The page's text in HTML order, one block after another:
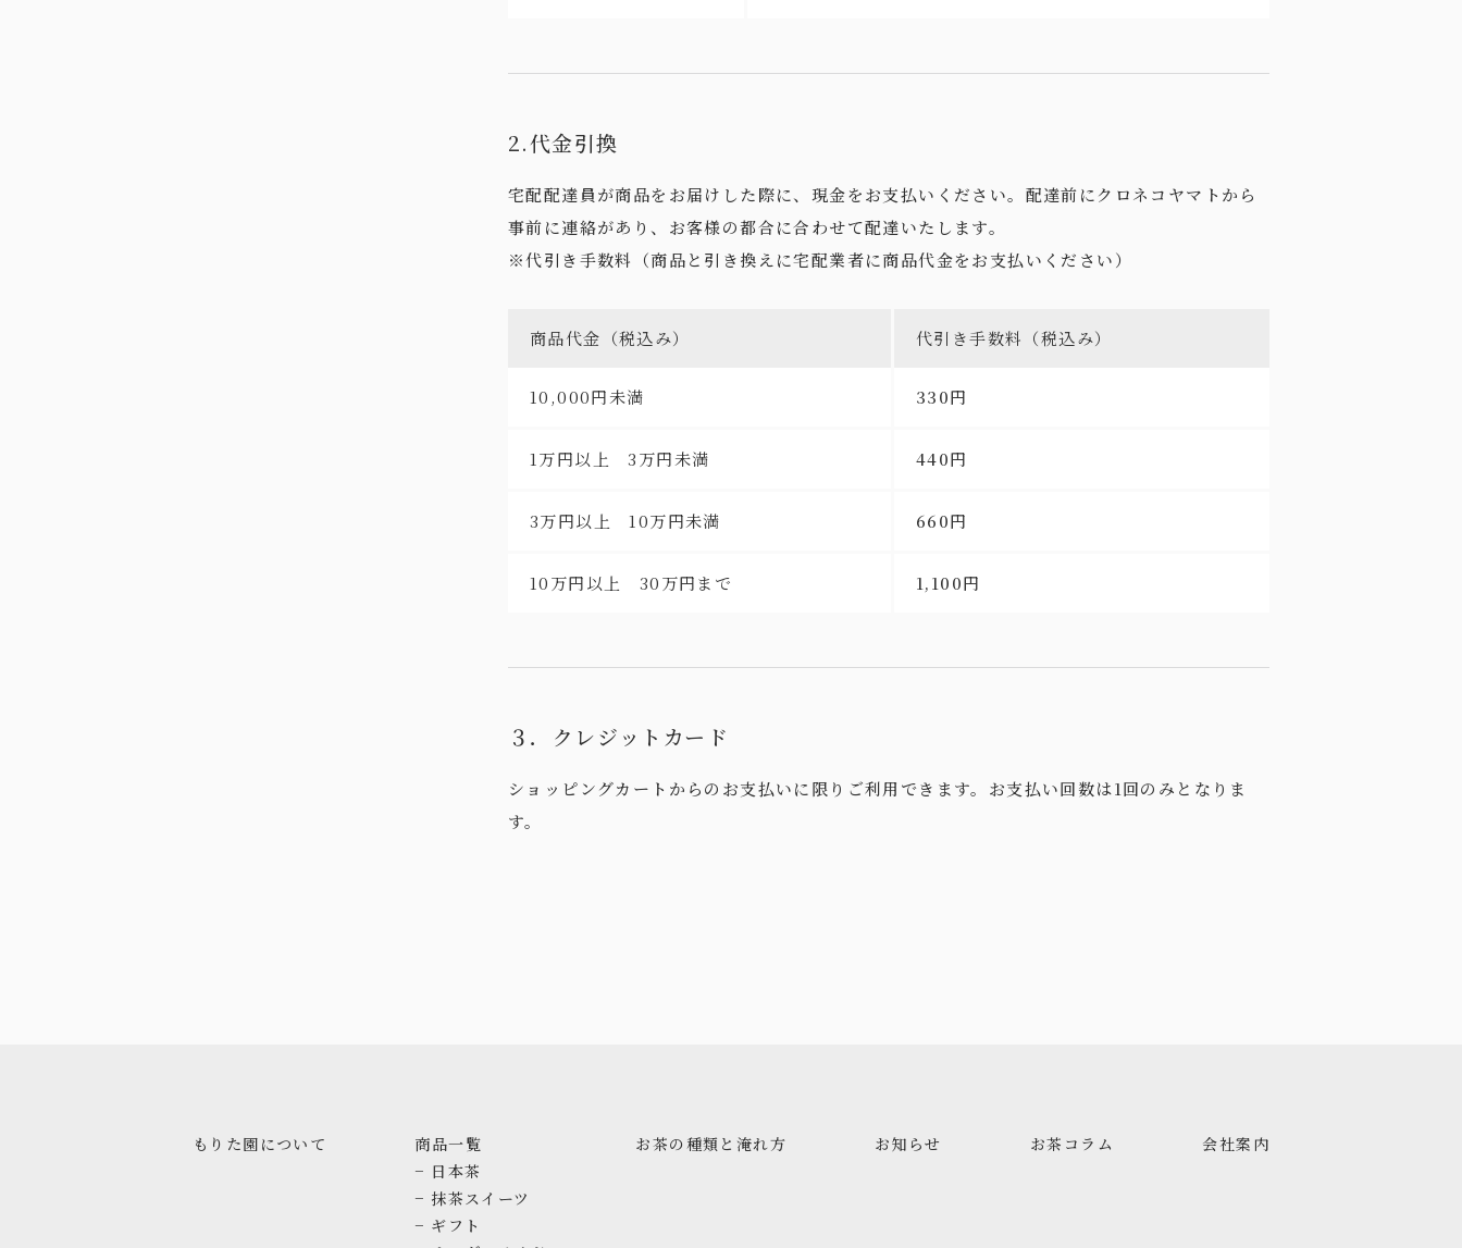
2.代金引換
宅配配達員が商品をお届けした際に、現金をお支払いください。配達前にクロネコヤマトから
事前に連絡があり、お客様の都合に合わせて配達いたします。
※代引き手数料（商品と引き換えに宅配業者に商品代金をお支払いください）
商品代金（税込み） 代引き手数料（税込み）
10,000円未満 330円
1万円以上 3万円未満 440円
3万円以上 10万円未満 660円
10万円以上 30万円まで 1,100円
３．クレジットカード
ショッピングカートからのお支払いに限りご利用できます。お支払い回数は1回のみとなりま
す。
もりた園について
商品一覧
− 日本茶
− 抹茶スイーツ
− ギフト
お茶の種類と淹れ方 お知らせ お茶コラム 会社案内